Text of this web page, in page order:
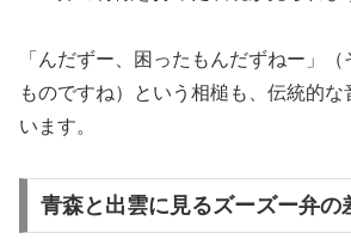
「んだずー、困ったもんだずねー」
ものですね）という相槌も、伝統的な
います。
青森と出雲に見るズーズー弁の